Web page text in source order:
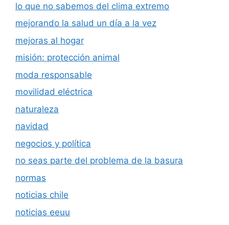
lo que no sabemos del clima extremo
mejorando la salud un día a la vez
mejoras al hogar
misión: protección animal
moda responsable
movilidad eléctrica
naturaleza
navidad
negocios y política
no seas parte del problema de la basura
normas
noticias chile
noticias eeuu